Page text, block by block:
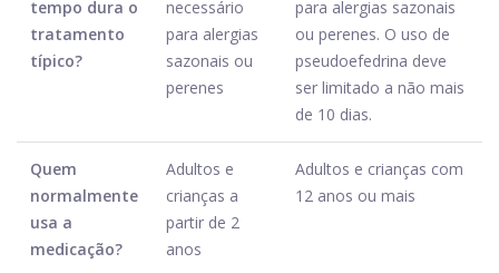
tempo dura o
tratamento
típico?
necessário
para alergias
sazonais ou
perenes
para alergias sazonais
ou perenes. O uso de
pseudoefedrina deve
ser limitado a não mais
de 10 dias.
Quem
normalmente
usa a
medicação?
Adultos e
crianças a
partir de 2
anos
Adultos e crianças com
12 anos ou mais